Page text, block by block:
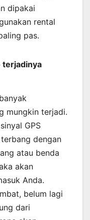
dipakai
rental
pas.
terjadinya
mungkin terjadi.
GPS
dengan
atau benda
akan
Anda.
belum lagi
dari